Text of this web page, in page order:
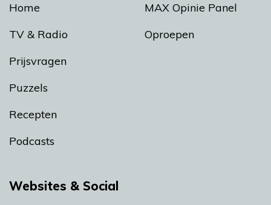
Home
TV & Radio
Prijsvragen
Puzzels
Recepten
Podcasts
MAX Opinie Panel
Oproepen
Websites & Social